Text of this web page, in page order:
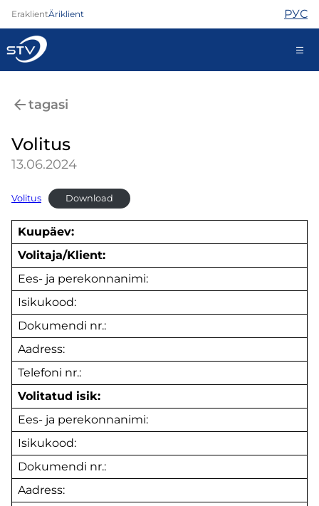
EraklientÄriklient РУС
TV
Turvateenused
Abi
Pood
Kontaktid
Uudised
tagasi
Volitus
13.06.2024
Volitus Download
Kuupäev:
Volitaja/Klient:
Ees- ja perekonnanimi:
Isikukood:
Dokumendi nr.:
Aadress:
Telefoni nr.:
Volitatud isik:
Ees- ja perekonnanimi:
Isikukood:
Dokumendi nr.:
Aadress: